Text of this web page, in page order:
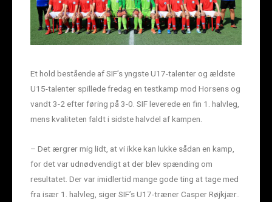
Et hold bestående af SIF’s yngste U17-talenter og ældste
U15-talenter spillede fredag en testkamp mod Horsens og
vandt 3-2 efter føring på 3-0. SIF leverede en fin 1. halvleg,
mens kvaliteten faldt i sidste halvdel af kampen.
– Det ærgrer mig lidt, at vi ikke kan lukke sådan en kamp,
for det var udnødvendigt at der blev spænding om
resultatet. Der var imidlertid mange gode ting at tage med
fra især 1. halvleg, siger SIF’s U17-træner Casper Røjkjær..